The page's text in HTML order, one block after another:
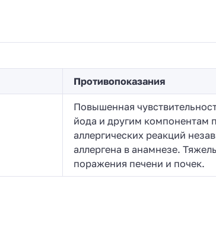
Противопоказания
Повышенная
йода и другим компонентам
аллергических реакций
аллергена в анамнезе.
поражения печени и почек.